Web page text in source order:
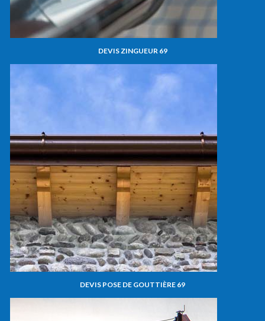
DEVIS ZINGUEUR 69
DEVIS POSE DE GOUTTIÈRE 69